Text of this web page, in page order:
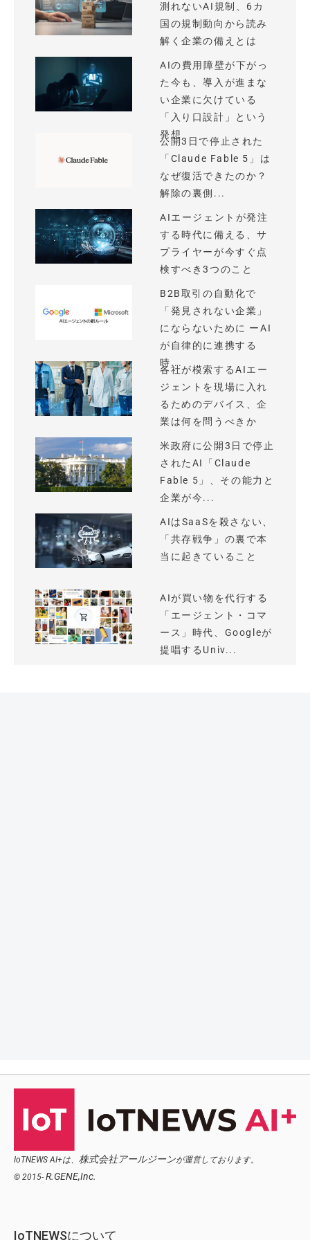
測れないAI規制、6カ
国の規制動向から読み
解く企業の備えとは
AIの費用障壁が下がっ
た今も、導入が進まな
い企業に欠けている
「入り口設計」という
発想
公開3日で停止された
「Claude Fable 5」は
なぜ復活できたのか？
解除の裏側...
AIエージェントが発注
する時代に備える、サ
プライヤーが今すぐ点
検すべき3つのこと
B2B取引の自動化で
「発見されない企業」
にならないために ーAI
が自律的に連携する
時...
各社が模索するAIエー
ジェントを現場に入れ
るためのデバイス、企
業は何を問うべきか
米政府に公開3日で停止
されたAI「Claude
Fable 5」、その能力と
企業が今...
AIはSaaSを殺さない、
「共存戦争」の裏で本
当に起きていること
AIが買い物を代行する
「エージェント・コマ
ース」時代、Googleが
提唱するUniv...
IoTNEWS AI+は、 株式会社アールジーンが運営しております。
© 2015- R.GENE,Inc.
IoTNEWSについて